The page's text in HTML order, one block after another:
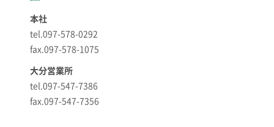
本社
tel.097-578-0292
fax.097-578-1075
大分営業所
tel.097-547-7386
fax.097-547-7356